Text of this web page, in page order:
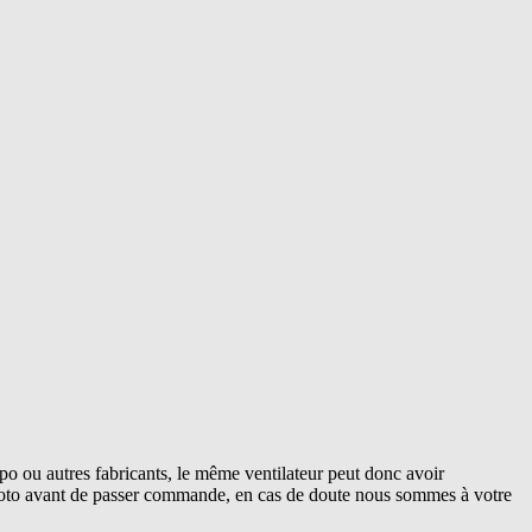
ou autres fabricants, le même ventilateur peut donc avoir
de passer commande, en cas de doute nous sommes à votre